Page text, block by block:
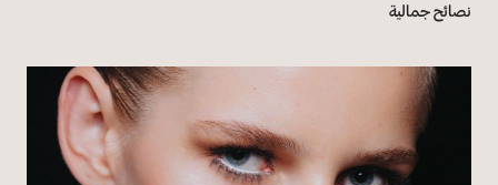
نصائح جمالية